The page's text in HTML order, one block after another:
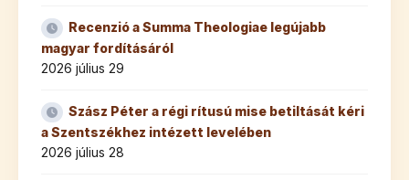
Recenzió a Summa Theologiae legújabb
magyar fordításáról
2026 július 29
Szász Péter a régi rítusú mise betiltását kéri
a Szentszékhez intézett levelében
2026 július 28